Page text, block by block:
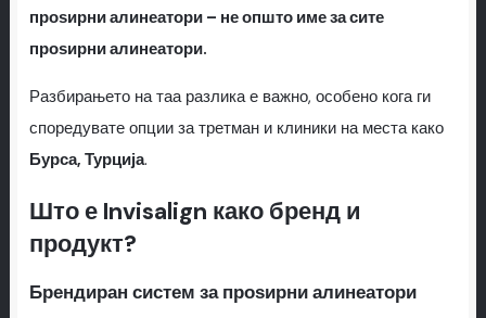
проѕирни алинеатори – не општо име за сите
проѕирни алинеатори.
Разбирањето на таа разлика е важно, особено кога ги
споредувате опции за третман и клиники на места како
Бурса, Турција.
Што е Invisalign како бренд и
продукт?
Брендиран систем за проѕирни алинеатори